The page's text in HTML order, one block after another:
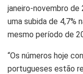
janeiro-novembro
uma subida de 4,7%
mesmo período de
“Os números hoje
portugueses estão